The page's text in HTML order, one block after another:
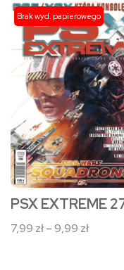
Ten
produkt
ma
wiele
wariantów.
Opcje
można
wybrać
na
stronie
produktu
PSX EXTREME
7,99 zł–9,99 złZakres
Brak wyd. papierowego